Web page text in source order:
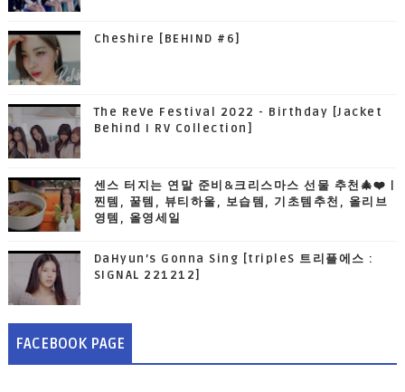
Cheshire [BEHIND #6]
The ReVe Festival 2022 - Birthday [Jacket
Behind I RV Collection]
센스 터지는 연말 준비&크리스마스 선물 추천🎄❤️ |
찐템, 꿀템, 뷰티하울, 보습템, 기초템추천, 올리브
영템, 올영세일
DaHyun’s Gonna Sing [tripleS 트리플에스 :
SIGNAL 221212]
FACEBOOK PAGE